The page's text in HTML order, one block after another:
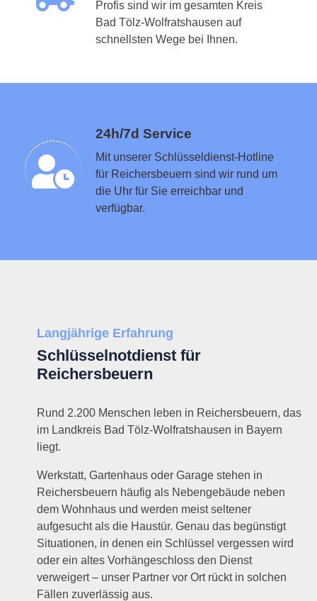
Profis sind wir im gesamten Kreis
Bad Tölz-Wolfratshausen auf
schnellsten Wege bei Ihnen.
24h/7d Service
Mit unserer Schlüsseldienst-Hotline
für Reichersbeuern sind wir rund um
die Uhr für Sie erreichbar und
verfügbar.
Schlüsseldienst in der Nähe vermitteln
Langjährige Erfahrung
Schlüsselnotdienst für
Reichersbeuern
Rund 2.200 Menschen leben in Reichersbeuern, das
im Landkreis Bad Tölz-Wolfratshausen in Bayern
liegt.
Werkstatt, Gartenhaus oder Garage stehen in
Reichersbeuern häufig als Nebengebäude neben
dem Wohnhaus und werden meist seltener
aufgesucht als die Haustür. Genau das begünstigt
Situationen, in denen ein Schlüssel vergessen wird
oder ein altes Vorhängeschloss den Dienst
verweigert – unser Partner vor Ort rückt in solchen
Fällen zuverlässig aus.